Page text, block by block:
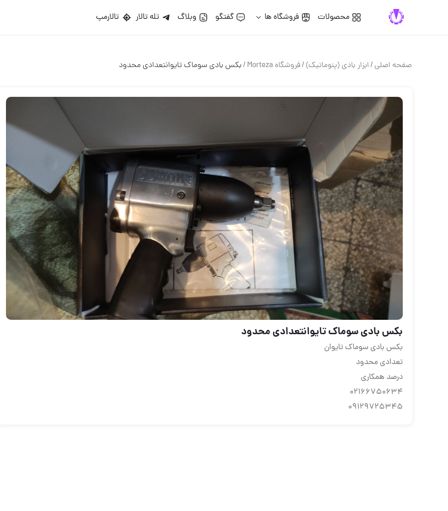
محصولات فروشگاه ها گفتگو وبلاگ تله تالار تالارمپ
صفحه اصلی/ابزار بادي (پنوماتيك) /فروشگاه Morteza /بکس بادی سوماک تایوانتعدادی محدود
بکس بادی سوماک تایوانتعدادی محدود
بکس بادی سوماک تایوان
تعدادی محدود
درصد همکاری
02166750634
09129725345